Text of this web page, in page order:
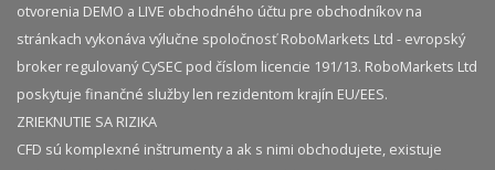
otvorenia DEMO a LIVE obchodného účtu pre obchodníkov na
stránkach vykonáva výlučne spoločnosť RoboMarkets Ltd - evropský
broker regulovaný CySEC pod číslom licencie 191/13. RoboMarkets Ltd
poskytuje finančné služby len rezidentom krajín EU/EES.
ZRIEKNUTIE SA RIZIKA
CFD sú komplexné inštrumenty a ak s nimi obchodujete, existuje